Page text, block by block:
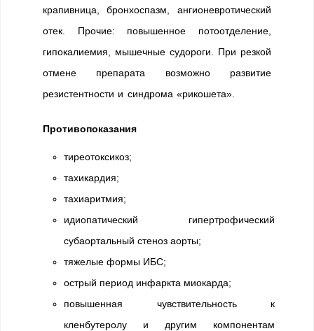
крапивница, бронхоспазм, ангионевротический
отек. Прочие: повышенное потоотделение,
гипокалиемия, мышечные судороги. При резкой
отмене препарата возможно развитие
резистентности и синдрома «рикошета».
Противопоказания
тиреотоксикоз;
тахикардия;
тахиаритмия;
идиопатический гипертрофический
субаортальный стеноз аорты;
тяжелые формы ИБС;
острый период инфаркта миокарда;
повышенная чувствительность к
кленбутеролу и другим компонентам